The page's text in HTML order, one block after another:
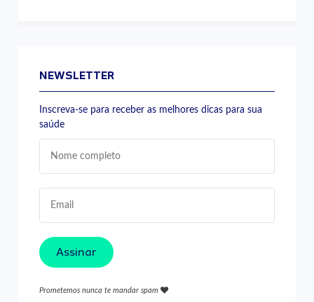
NEWSLETTER
Inscreva-se para receber as melhores dicas para sua
saúde
Assinar
Prometemos nunca te mandar spam